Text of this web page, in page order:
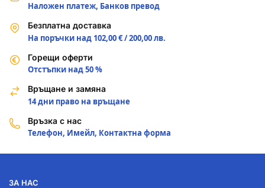
Наложен платеж, Банков превод
Безплатна доставка
На поръчки над 102,00 € / 200,00 лв.
Горещи оферти
Отстъпки над 50 %
Връщане и замяна
14 дни право на връщане
Връзка с нас
Телефон, Имейл, Контактна форма
ЗА НАС